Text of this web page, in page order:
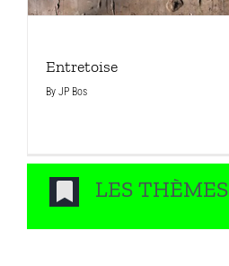
Entretoise
By JP Bos
LES THÈMES